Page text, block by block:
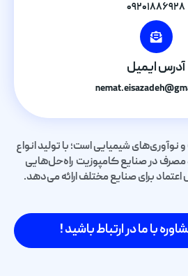
۰۹۲۰۱۸۸۶۹۲۸
آدرس ایمیل
شیمیایی است؛ با تولید انواع
در صنایع کامپوزیت راه‌حل‌هایی
برای صنایع مختلف ارائه می‌دهد.
با ما در ارتباط باشید !